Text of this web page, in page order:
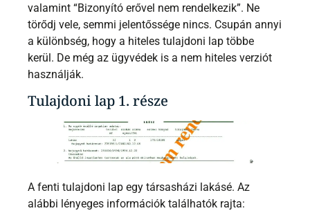
valamint “Bizonyító erővel nem rendelkezik”. Ne
törődj vele, semmi jelentőssége nincs. Csupán annyi
a különbség, hogy a hiteles tulajdoni lap többe
kerül. De még az ügyvédek is a nem hiteles verziót
használják.
Tulajdoni lap 1. része
A fenti tulajdoni lap egy társasházi lakásé. Az
alábbi lényeges információk találhatók rajta: